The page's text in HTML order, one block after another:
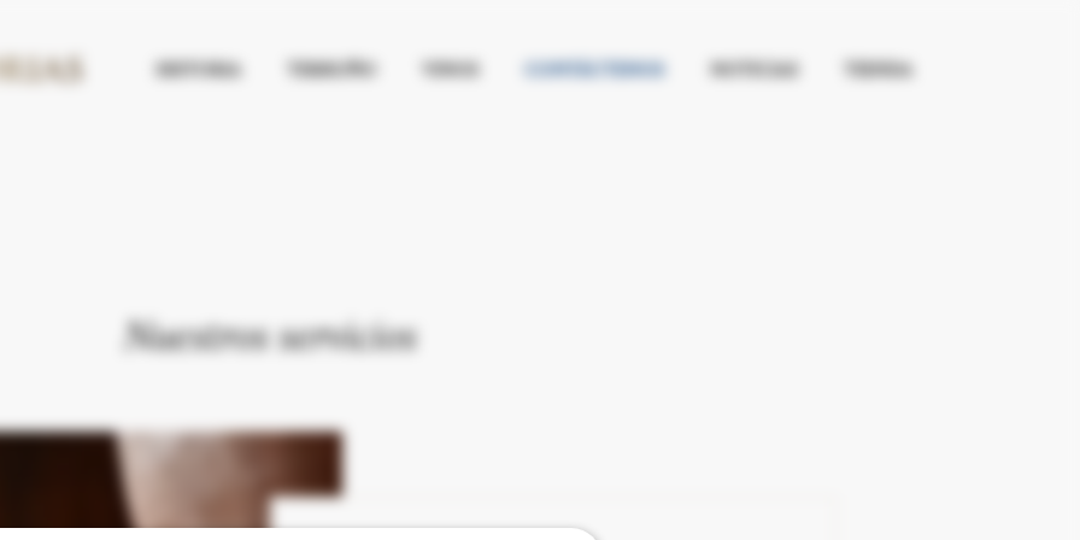
HISTORIA TERRUÑO VINOS CONTÁCTENOS NOTICIAS TIENDA
Nuestros servicios